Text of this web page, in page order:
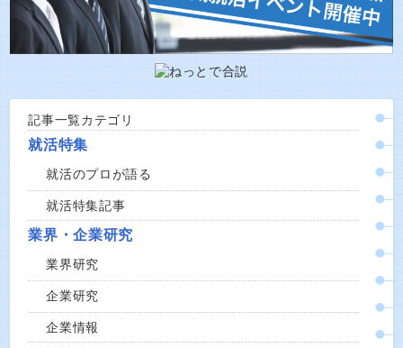
記事一覧カテゴリ
就活特集
就活のプロが語る
就活特集記事
業界・企業研究
業界研究
企業研究
企業情報